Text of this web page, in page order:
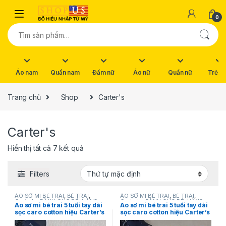
Skip to navigation
Skip to content
0
Tìm kiếm:
Áo nam Quần nam Đầm nữ Áo nữ Quần nữ Trẻ
Trang chủ Shop Carter's
Carter's
Hiển thị tất cả 7 kết quả
Filters
ÁO SƠ MI BÉ TRAI, BÉ TRAI,
Carter's ,DÀNH CHO BÉ, HÀNG
MỚI VỀ,NEW,SẢN PHẨM
KHUYẾN MÃI
Áo sơ mi bé trai 5 tuổi tay dài
sọc caro cotton hiệu Carter’s
size 5 hàng hiệu mỹ chính
ÁO SƠ MI BÉ TRAI, BÉ TRAI,
Carter's ,DÀNH CHO BÉ, HÀNG
MỚI VỀ,NEW,SẢN PHẨM
KHUYẾN MÃI
Áo sơ mi bé trai 5 tuổi tay dài
sọc caro cotton hiệu Carter’s
size 5T hàng hiệu mỹ chính